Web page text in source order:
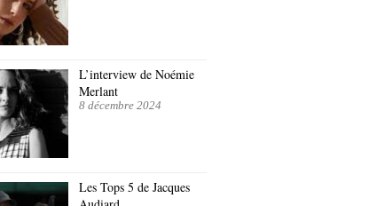
L’interview de Noémie
Merlant
8 décembre 2024
Les Tops 5 de Jacques